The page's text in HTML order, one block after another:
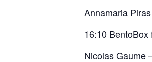
Annamaria
16:10
Nicolas Gaume